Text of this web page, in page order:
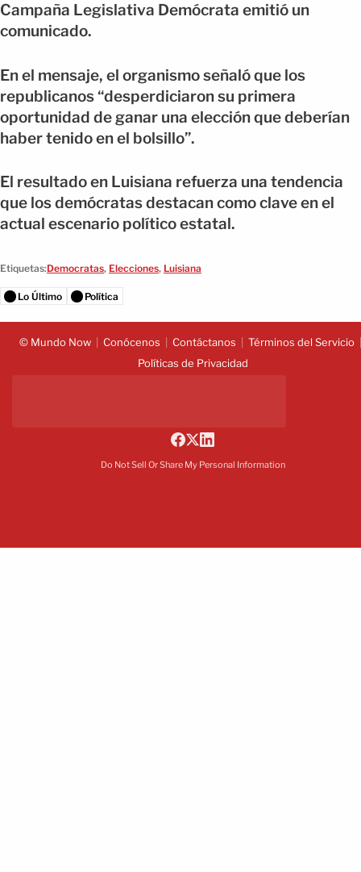
Campaña Legislativa Demócrata emitió un
comunicado.
En el mensaje, el organismo señaló que los
republicanos “desperdiciaron su primera
oportunidad de ganar una elección que deberían
haber tenido en el bolsillo”.
El resultado en Luisiana refuerza una tendencia
que los demócratas destacan como clave en el
actual escenario político estatal.
Etiquetas:Democratas, Elecciones, Luisiana
Lo Último Política
© Mundo Now Conócenos Contáctanos
Términos del Servicio
Políticas de Privacidad
Do Not Sell Or Share My Personal Information